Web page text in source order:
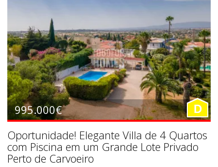
995.000€ D
Oportunidade! Elegante Villa de 4 Quartos
com Piscina em um Grande Lote Privado
Perto de Carvoeiro